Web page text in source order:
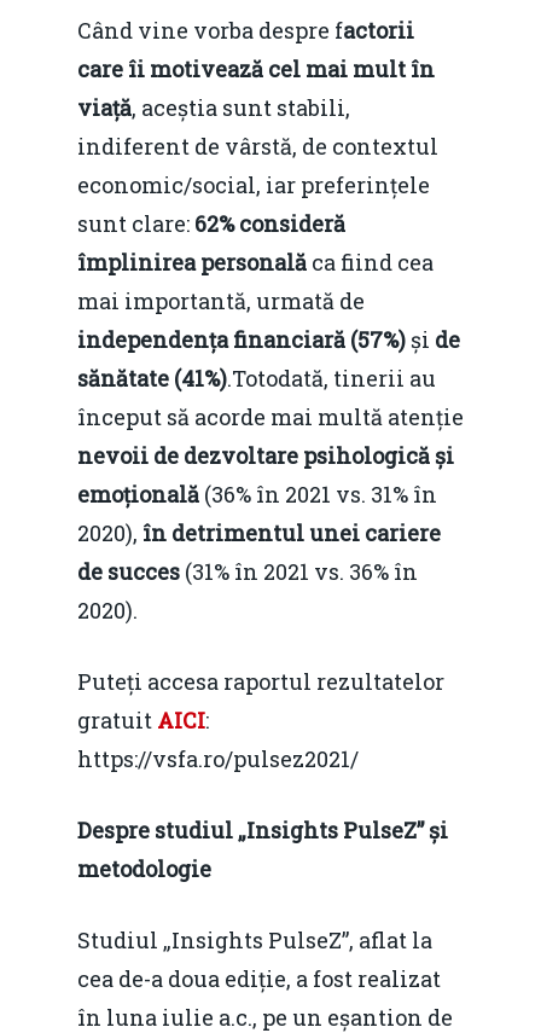
Când vine vorba despre factorii
care îi motivează cel mai mult în
viață, aceștia sunt stabili,
indiferent de vârstă, de contextul
economic/social, iar preferințele
sunt clare: 62% consideră
împlinirea personală ca fiind cea
mai importantă, urmată de
independența financiară (57%) și de
sănătate (41%).Totodată, tinerii au
început să acorde mai multă atenție
nevoii de dezvoltare psihologică și
emoțională (36% în 2021 vs. 31% în
2020), în detrimentul unei cariere
de succes (31% în 2021 vs. 36% în
2020).
Puteți accesa raportul rezultatelor
gratuit AICI:
https://vsfa.ro/pulsez2021/
Despre studiul „Insights PulseZ” și
metodologie
Studiul „Insights PulseZ”, aflat la
cea de-a doua ediție, a fost realizat
în luna iulie a.c., pe un eșantion de
predictibilitate,
concurenţă.
Soluții de
IMM
Rolul băncilor în
IMM
Redresare vs.
Fiscalitate pentru o
Durabilă
Martie 2016
Mai 2015
Agribusiness
Construcții și
Politici Europene în
Economie
Video Forum Marea
Piața gazelor naturale:
predictibilitate,
concurență.
Burse pentru
Contact
Daniel Apostol